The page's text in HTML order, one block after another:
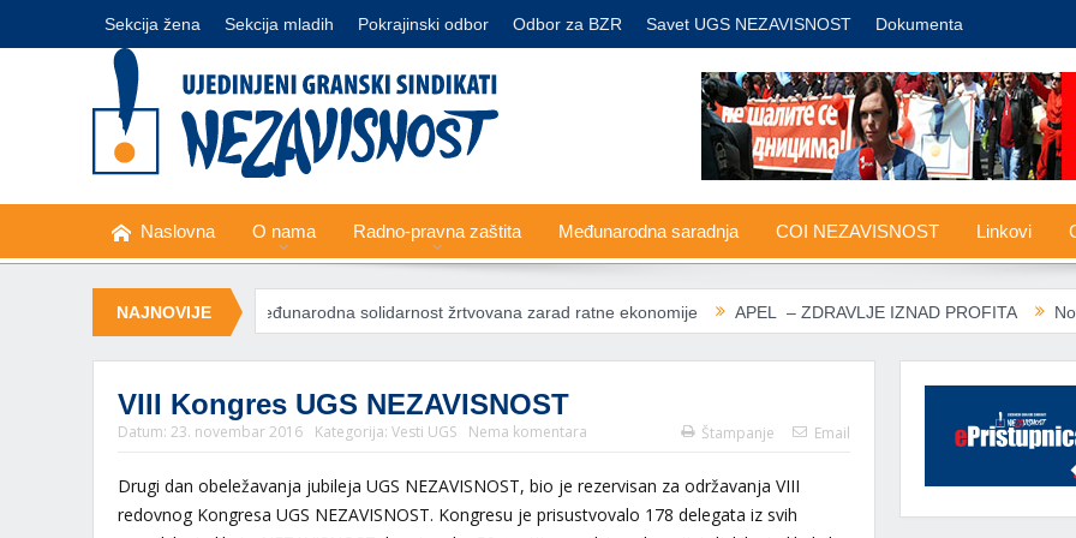
Sekcija žena Sekcija mladih Pokrajinski odbor Odbor za BZR Savet UGS NEZAVISNOST Dokumenta
Naslovna O nama Radno-pravna zaštita Međunarodna saradnja COI NEZAVISNOST Linkovi
NAJNOVIJE
Međunarodna solidarnost žrtvovana zarad ratne ekonomije APEL – ZDRAVLJE IZNAD PROFITA Nove carine SAD:
VIII Kongres UGS NEZAVISNOST
Datum: 23. novembar 2016 Kategorija: Vesti UGS Nema komentara Štampanje Email
Drugi dan obeležavanja jubileja UGS NEZAVISNOST, bio je rezervisan za održavanja VIII
redovnog Kongresa UGS NEZAVISNOST. Kongresu je prisustvovalo 178 delegata iz svih